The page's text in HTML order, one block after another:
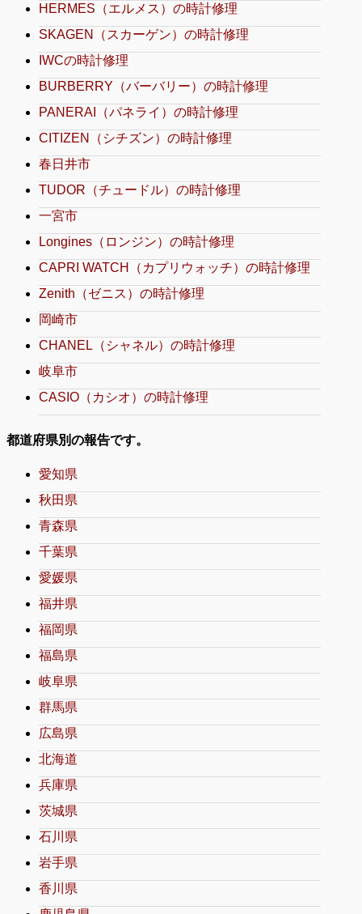
HERMES（エルメス）の時計修理
SKAGEN（スカーゲン）の時計修理
IWCの時計修理
BURBERRY（バーバリー）の時計修理
PANERAI（パネライ）の時計修理
CITIZEN（シチズン）の時計修理
春日井市
TUDOR（チュードル）の時計修理
一宮市
Longines（ロンジン）の時計修理
CAPRI WATCH（カプリウォッチ）の時計修理
Zenith（ゼニス）の時計修理
岡崎市
CHANEL（シャネル）の時計修理
岐阜市
CASIO（カシオ）の時計修理
都道府県別の報告です。
愛知県
秋田県
青森県
千葉県
愛媛県
福井県
福岡県
福島県
岐阜県
群馬県
広島県
北海道
兵庫県
茨城県
石川県
岩手県
香川県